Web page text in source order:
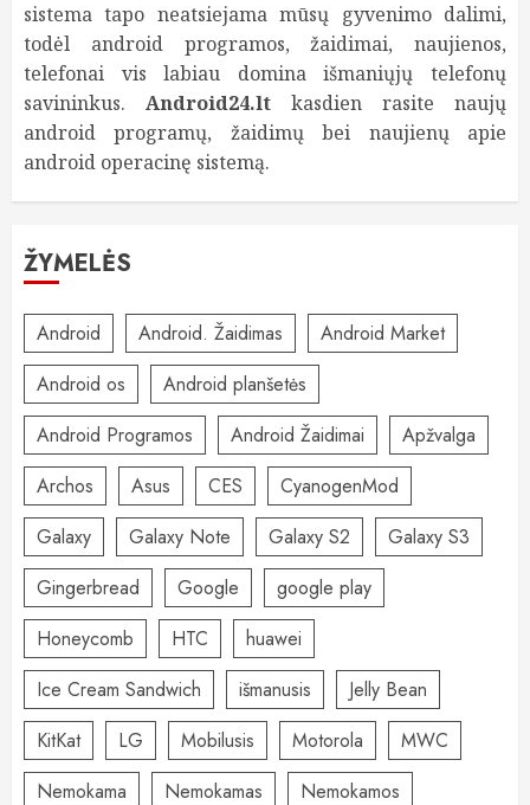
sistema tapo neatsiejama mūsų gyvenimo dalimi,
todėl android programos, žaidimai, naujienos,
telefonai vis labiau domina išmaniųjų telefonų
savininkus. Android24.lt kasdien rasite naujų
android programų, žaidimų bei naujienų apie
android operacinę sistemą.
ŽYMELĖS
Android Android. Žaidimas
Android Market
Android os
Android planšetės
Android Programos
Android Žaidimai
Apžvalga
Archos
Asus CES
CyanogenMod
Galaxy
Galaxy Note Galaxy S2
Galaxy S3
Gingerbread
Google
google play
Honeycomb
HTC
huawei
Ice Cream Sandwich
išmanusis
Jelly Bean
KitKat
LG Mobilusis Motorola
MWC
Nemokama
Nemokamas
Nemokamos